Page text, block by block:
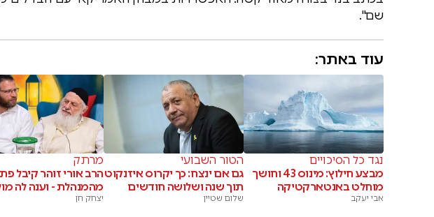
שם".
עוד באתר:
נגד כל הסיכויים
מבצע חילוץ: מינוס 43 וחושך
מוחלט באנטארקטיקה
אבי יעקב
הטור השבועי
גם אם ינצח: כך יקרוס איזנקוט
תוך שנה ושלושה חודשים
שלום שטיין
מרתק
הרב אורי זוהר קיבל
מהמנהלת - וענה לה
יצחק חן